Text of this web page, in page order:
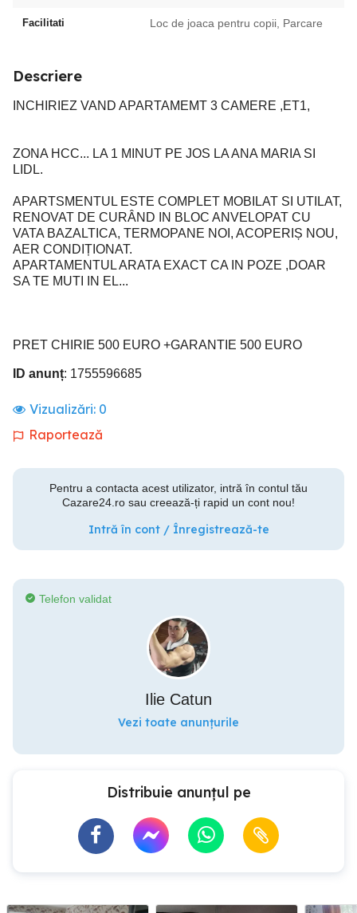
Facilitati Loc de joaca pentru copii, Parcare
Descriere
INCHIRIEZ VAND APARTAMEMT 3 CAMERE ,ET1,
ZONA HCC... LA 1 MINUT PE JOS LA ANA MARIA SI
LIDL.
APARTSMENTUL ESTE COMPLET MOBILAT SI UTILAT,
RENOVAT DE CURÂND IN BLOC ANVELOPAT CU
VATA BAZALTICA, TERMOPANE NOI, ACOPERIȘ NOU,
AER CONDIȚIONAT.
APARTAMENTUL ARATA EXACT CA IN POZE ,DOAR
SA TE MUTI IN EL...
PRET CHIRIE 500 EURO +GARANTIE 500 EURO
ID anunț: 1755596685
Vizualizări: 0
Raportează
Pentru a contacta acest utilizator, intră în contul tău
Cazare24.ro sau creează-ți rapid un cont nou!
Intră în cont / Înregistrează-te
Telefon validat
Ilie Catun
Vezi toate anunțurile
Distribuie anunțul pe